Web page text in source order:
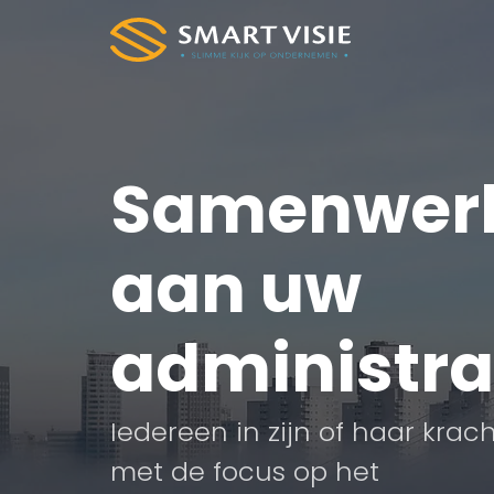
aan uw
Iedereen in zijn of haar
met de focus op het